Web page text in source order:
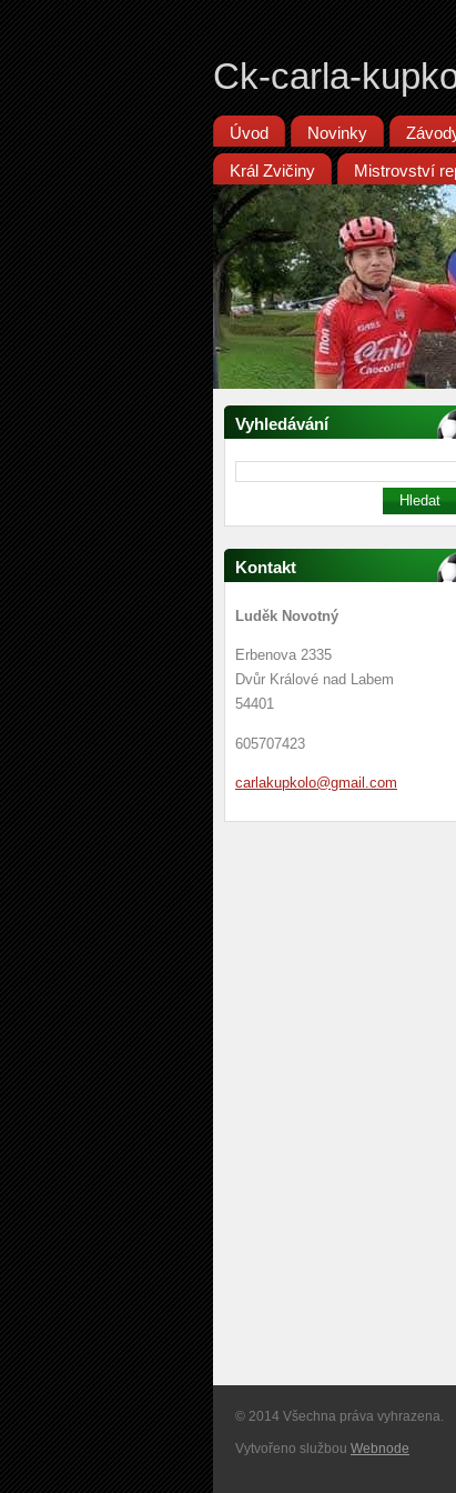
Ck-carla-
Úvod Novinky
Král Zvičiny Mistrovství
Vyhledávání
Kontakt
Luděk Novotný
Erbenova 2335
Dvůr Králové nad Labem
54401
605707423
carlakupkolo@gmail.com
© 2014 Všechna práva vyhrazena.
Vytvořeno službou Webnode